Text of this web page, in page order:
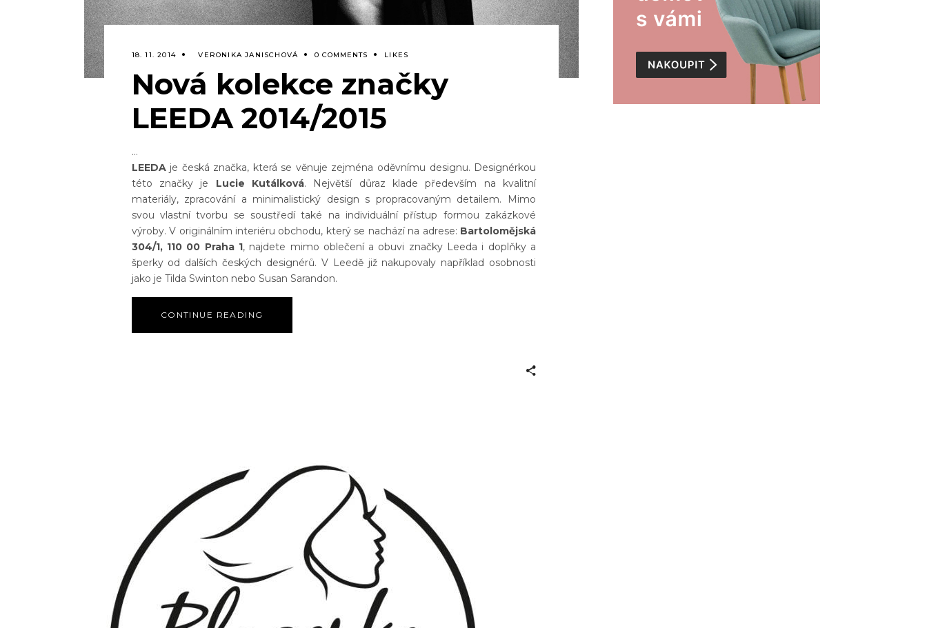
18. 11. 2014 VERONIKA JANISCHOVÁ 0 COMMENTS LIKES
Nová kolekce značky
LEEDA 2014/2015
LEEDAje česká značka, která se věnuje zejména oděvnímu designu. Designérkou
této značky je Lucie Kutálková. Největší důraz klade především na kvalitní
materiály, zpracování a minimalistický design s propracovaným detailem. Mimo
svou vlastní tvorbu se soustředí také na individuální přístup formou zakázkové
výroby. V originálním interiéru obchodu, který se nachází na adrese: Bartolomějská
304/1, 110 00 Praha 1, najdete mimo oblečení a obuvi značky Leeda i doplňky a
šperky od dalších českých designérů. V Leedě již nakupovaly například osobnosti
jako je Tilda Swinton nebo Susan Sarandon.
CONTINUE READING